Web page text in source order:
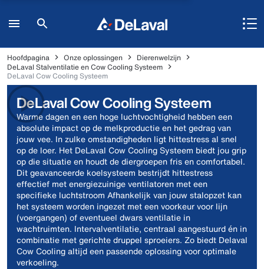
Hoofdpagina Onze oplossingen
Dierenwelzijn
DeLaval Stalventilatie en Cow Cooling Systeem
DeLaval Cow Cooling Systeem
DeLaval Cow Cooling Systeem
Warme dagen en een hoge luchtvochtigheid hebben een
absolute impact op de melkproductie en het gedrag van
jouw vee. In zulke omstandigheden ligt hittestress al snel
op de loer. Het DeLaval Cow Cooling Systeem biedt jou grip
op die situatie en houdt de diergroepen fris en comfortabel.
Dit geavanceerde koelsysteem bestrijdt hittestress
effectief met energiezuinige ventilatoren met een
specifieke luchtstroom Afhankelijk van jouw stalopzet kan
het systeem worden ingezet met een voorkeur voor lijn
(voergangen) of eventueel dwars ventilatie in
wachtruimten. Intervalventilatie, centraal aangestuurd én in
combinatie met gerichte druppel sproeiers. Zo biedt Delaval
Cow Cooling altijd een passende oplossing voor optimale
verkoeling.